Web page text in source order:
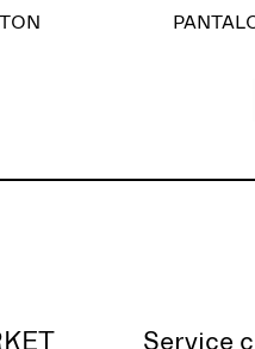
Service